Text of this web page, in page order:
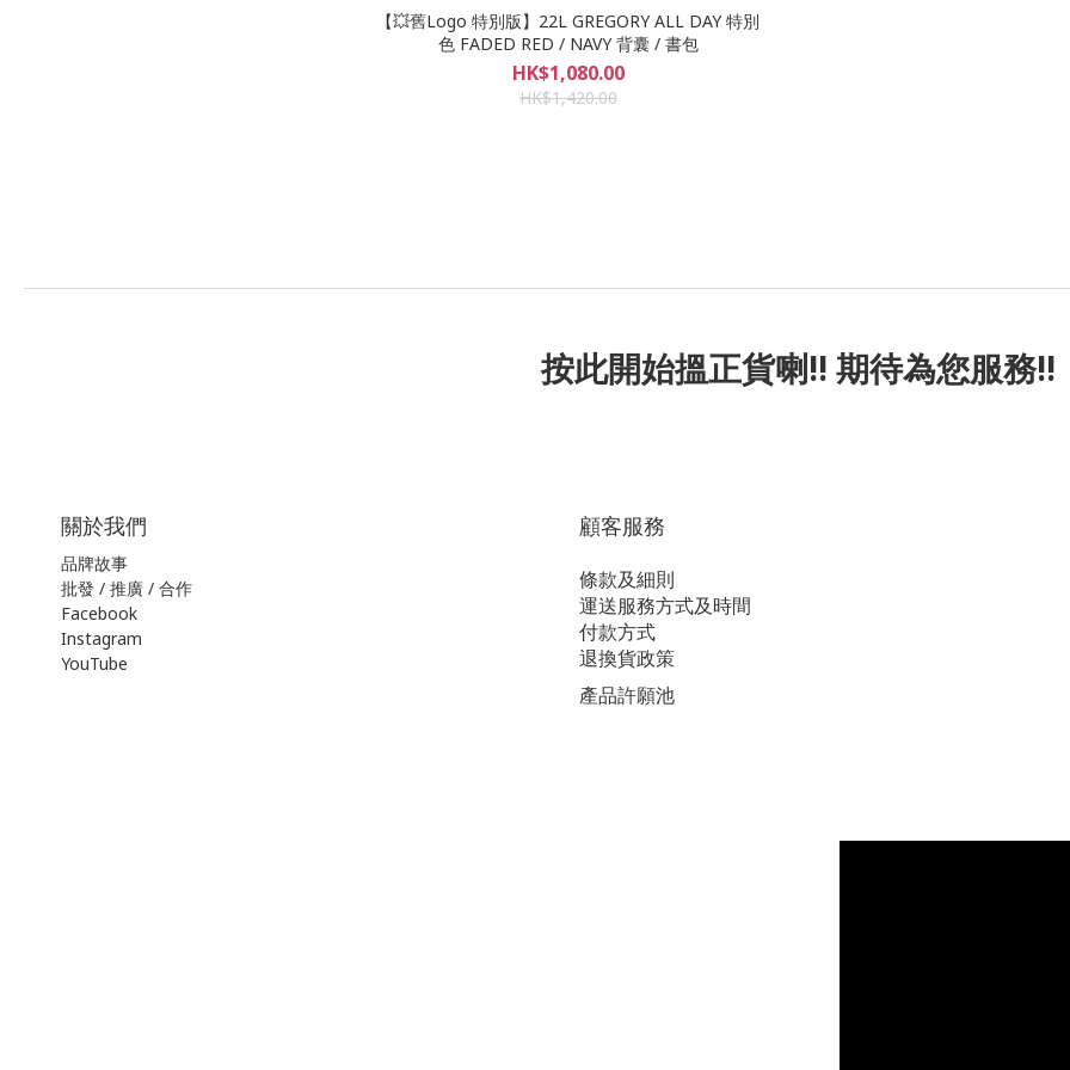
【💥舊Logo 特別版】22L GREGORY ALL DAY 特別
色 FADED RED / NAVY 背囊 / 書包
HK$1,080.00
HK$1,420.00
按此開始搵正貨喇!! 期待為您服務!!
關於我們
品牌故事
批發 / 推廣 / 合作
Facebook
Instagram
YouTube
顧客服務
條款及細則
運送服務方式及時間
付款方式
退換貨政策
產品許願池